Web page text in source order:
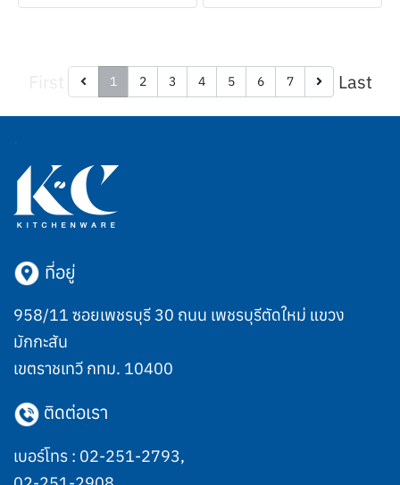
1 2 3 4 5 6 7 Last
ที่อยู่
958/11 ซอยเพชรบุรี 30 ถนน เพชรบุรีตัดใหม่ แขวง
มักกะสัน
เขตราชเทวี กทม. 10400
ติดต่อเรา
เบอร์โทร : 02-251-2793,